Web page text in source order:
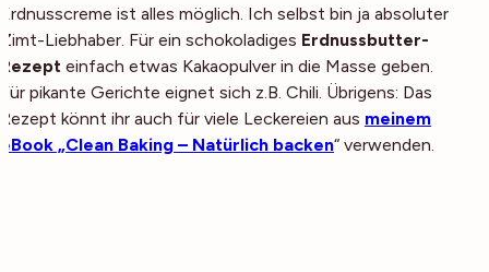
Erdnusscreme ist alles möglich. Ich selbst bin ja absoluter
Zimt-Liebhaber. Für ein schokoladiges Erdnussbutter-
Rezept einfach etwas Kakaopulver in die Masse geben.
Für pikante Gerichte eignet sich z.B. Chili. Übrigens: Das
Rezept könnt ihr auch für viele Leckereien aus meinem
eBook „Clean Baking – Natürlich backen“ verwenden.